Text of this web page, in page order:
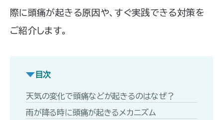
際に頭痛が起きる原因や、すぐ実践できる対策を
ご紹介します。
目次
天気の変化で頭痛などが起きるのはなぜ？
雨が降る時に頭痛が起きるメカニズム